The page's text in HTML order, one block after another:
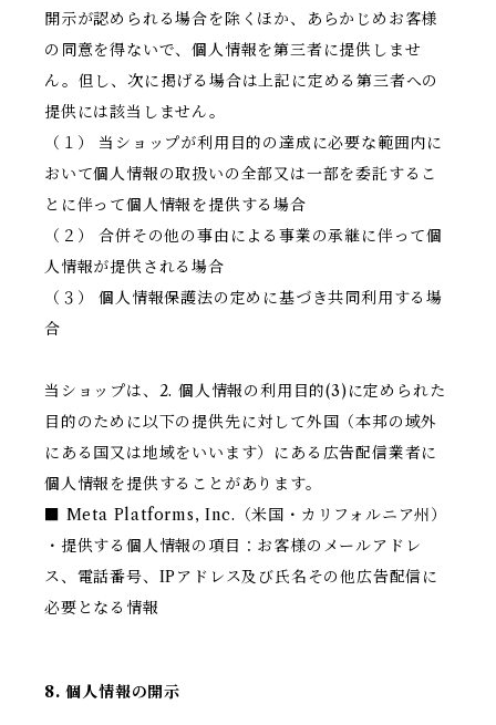
開示が認められる場合を除くほか、あらかじめお客様
の同意を得ないで、個人情報を第三者に提供しませ
ん。但し、次に掲げる場合は上記に定める第三者への
提供には該当しません。
（１） 当ショップが利用目的の達成に必要な範囲内に
おいて個人情報の取扱いの全部又は一部を委託するこ
とに伴って個人情報を提供する場合
（２） 合併その他の事由による事業の承継に伴って個
人情報が提供される場合
（３） 個人情報保護法の定めに基づき共同利用する場
合
当ショップは、2. 個人情報の利用目的(3)に定められた
目的のために以下の提供先に対して外国（本邦の域外
にある国又は地域をいいます）にある広告配信業者に
個人情報を提供することがあります。
■ Meta Platforms, Inc.（米国・カリフォルニア州）
・提供する個人情報の項目：お客様のメールアドレ
ス、電話番号、IPアドレス及び氏名その他広告配信に
必要となる情報
8. 個人情報の開示